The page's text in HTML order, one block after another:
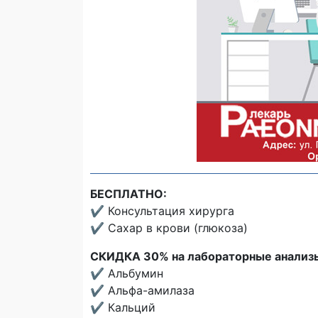
БЕСПЛАТНО:
✔️ Консультация хирурга
✔️ Сахар в крови (глюкоза)
СКИДКА 30% на лабораторные
✔️ Альбумин
✔️ Альфа-амилаза
✔️ Кальций